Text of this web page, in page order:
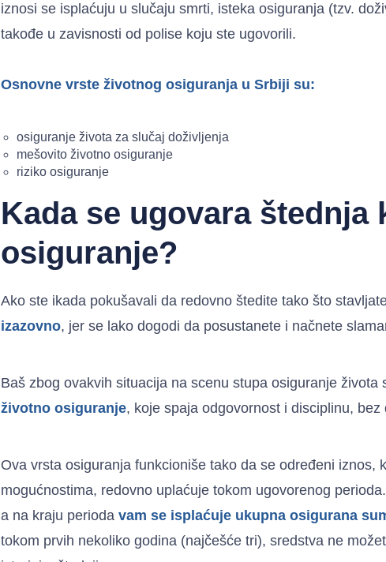
iznosi se isplaćuju u slučaju smrti, isteka osiguranja (tzv.
takođe u zavisnosti od polise koju ste ugovorili.
Osnovne vrste životnog osiguranja u Srbiji su:
osiguranje života za slučaj doživljenja
mešovito životno osiguranje
riziko osiguranje
Kada se ugovara štednja
osiguranje?
Ako ste ikada pokušavali da redovno štedite tako što
izazovno, jer se lako dogodi da posustanete i načnete
Baš zbog ovakvih situacija na scenu stupa osiguranje
životno osiguranje, koje spaja odgovornost i disciplinu,
Ova vrsta osiguranja funkcioniše tako da se određeni iznos,
mogućnostima, redovno uplaćuje tokom ugovorenog
a na kraju perioda vam se isplaćuje ukupna osigurana
tokom prvih nekoliko godina (najčešće tri), sredstva ne